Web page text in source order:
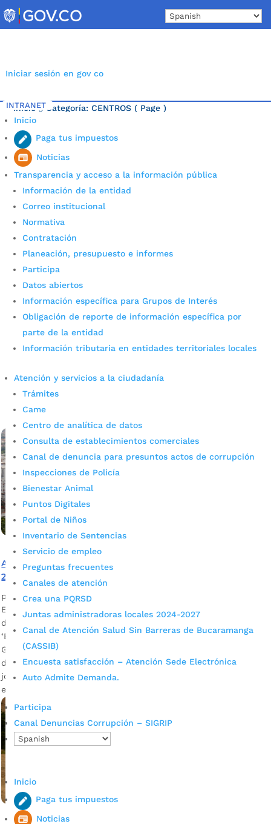
to
content
Iniciar sesión en gov co
INTRANET
Inicio
Paga tus impuestos
Noticias
Transparencia y acceso a la información pública
Información de la entidad
Correo institucional
Normativa
Contratación
Planeación, presupuesto e informes
Participa
Datos abiertos
Información específica para Grupos de Interés
Obligación de reporte de información específica por
parte de la entidad
Información tributaria en entidades territoriales locales
Atención y servicios a la ciudadanía
Trámites
Came
Centro de analítica de datos
Consulta de establecimientos comerciales
Canal de denuncia para presuntos actos de corrupción
Inspecciones de Policía
Bienestar Animal
Puntos Digitales
Portal de Niños
Inventario de Sentencias
Servicio de empleo
Preguntas frecuentes
Canales de atención
Crea una PQRSD
Juntas administradoras locales 2024-2027
Canal de Atención Salud Sin Barreras de Bucaramanga
(CASSIB)
Encuesta satisfacción – Atención Sede Electrónica
Auto Admite Demanda.
Participa
Canal Denuncias Corrupción – SIGRIP
Inicio
Paga tus impuestos
Noticias
Inicio 5 Categoría: CENTROS ( Page )
Última noticia.
Cristal Bajo tendrá obra de
mitigación
mitigación Full María del Rosario Torres Vargas, secretaria
de Infraestructura Más de dos mil personas en el sector
vivían con la zozobra del...
leer más
Avanzamos en la discusión del Plan de Desarrollo 2020-
2023 con la comunidad y representantes de las víctimas
por Alcaldía de Bucaramanga
En la que fue la segunda jornada de sesiones plenarias para
discutir el proyecto del Plan de Desarrollo 2020-2023
‘Bucaramanga, ciudad de oportunidades’, el equipo de
Gobierno de la Alcaldía de Bucaramanga atendió a
diferentes inquietudes de la comunidad. En una primera
jornada que tuvo como finalidad profundizar en la Línea
estratégica 1 del Plan […]